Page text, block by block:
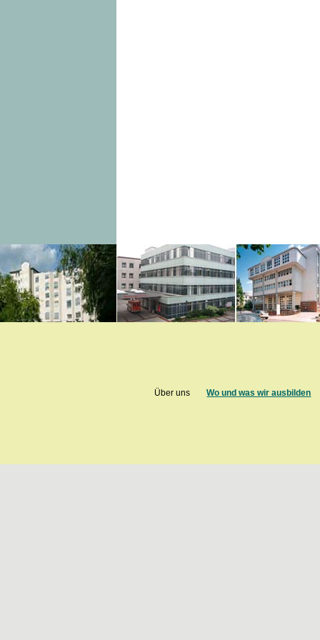
Über uns Wo und was wir ausbilden